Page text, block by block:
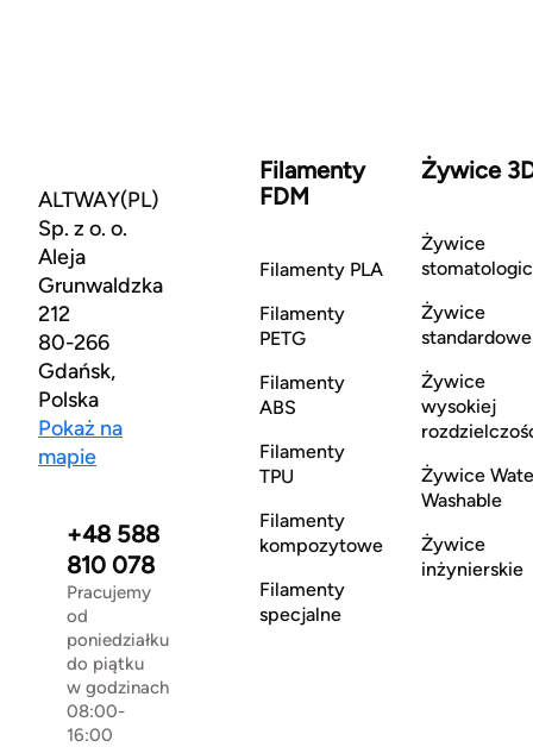
ALTWAY(PL)
Sp. z o. o.
Aleja
Grunwaldzka
212
80-266
Gdańsk,
Polska
Pokaż na
mapie
+48 588
810 078
Pracujemy
od
poniedziałku
do piątku
w godzinach
08:00-
16:00
Filamenty
FDM
Filamenty PLA
Filamenty
PETG
Filamenty
ABS
Filamenty
TPU
Filamenty
kompozytowe
Filamenty
specjalne
Żywice
Żywice
Żywice
standardowe
Żywice
wysokiej
Żywice
Washable
Żywice
inżynierskie